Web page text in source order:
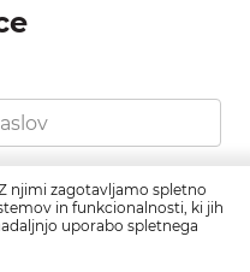
ki ga najdete
njimi zagotavljamo spletno
in funkcionalnosti, ki jih
uporabo spletnega